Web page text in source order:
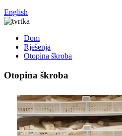
English
Dom
Rješenja
Otopina škroba
Otopina škroba